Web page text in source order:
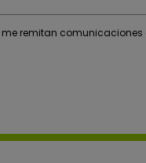
me remitan